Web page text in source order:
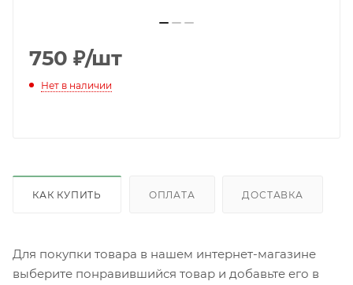
750 ₽/шт
Нет в наличии
КАК КУПИТЬ ОПЛАТА ДОСТАВКА
Для покупки товара в нашем интернет-магазине
выберите понравившийся товар и добавьте его в